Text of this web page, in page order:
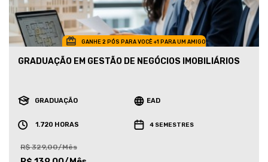
GANHE 2 PÓS PARA VOCÊ +1 PARA UM AMIGO
GRADUAÇÃO EM GESTÃO DE NEGÓCIOS IMOBILIÁRIOS
GRADUAÇÃO EAD
1.720 HORAS 4 SEMESTRES
R$ 329,00/Mês